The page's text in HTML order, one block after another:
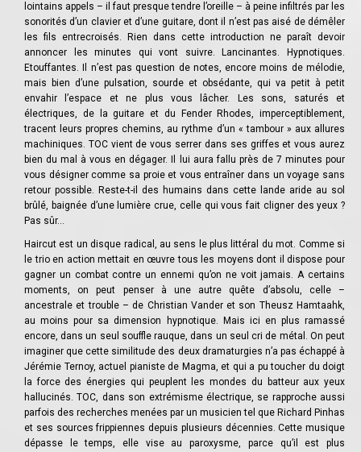
lointains appels – il faut presque tendre l’oreille – à peine infiltrés par les
sonorités d’un clavier et d’une guitare, dont il n’est pas aisé de démêler
les fils entrecroisés. Rien dans cette introduction ne paraît devoir
annoncer les minutes qui vont suivre. Lancinantes. Hypnotiques.
Etouffantes. Il n’est pas question de notes, encore moins de mélodie,
mais bien d’une pulsation, sourde et obsédante, qui va petit à petit
envahir l’espace et ne plus vous lâcher. Les sons, saturés et
électriques, de la guitare et du Fender Rhodes, imperceptiblement,
tracent leurs propres chemins, au rythme d’un « tambour » aux allures
machiniques. TOC vient de vous serrer dans ses griffes et vous aurez
bien du mal à vous en dégager. Il lui aura fallu près de 7 minutes pour
vous désigner comme sa proie et vous entraîner dans un voyage sans
retour possible. Reste-t-il des humains dans cette lande aride au sol
brûlé, baignée d’une lumière crue, celle qui vous fait cligner des yeux ?
Pas sûr…
Haircut est un disque radical, au sens le plus littéral du mot. Comme si
le trio en action mettait en œuvre tous les moyens dont il dispose pour
gagner un combat contre un ennemi qu’on ne voit jamais. A certains
moments, on peut penser à une autre quête d’absolu, celle –
ancestrale et trouble – de Christian Vander et son Theusz Hamtaahk,
au moins pour sa dimension hypnotique. Mais ici en plus ramassé
encore, dans un seul souffle rauque, dans un seul cri de métal. On peut
imaginer que cette similitude des deux dramaturgies n’a pas échappé à
Jérémie Ternoy, actuel pianiste de Magma, et qui a pu toucher du doigt
la force des énergies qui peuplent les mondes du batteur aux yeux
hallucinés. TOC, dans son extrémisme électrique, se rapproche aussi
parfois des recherches menées par un musicien tel que Richard Pinhas
et ses sources frippiennes depuis plusieurs décennies. Cette musique
dépasse le temps, elle vise au paroxysme, parce qu’il est plus